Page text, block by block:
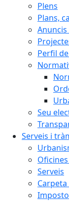
Plens
Plans,
Anuncis
Perfil
Seu
Serveis i
Serveis